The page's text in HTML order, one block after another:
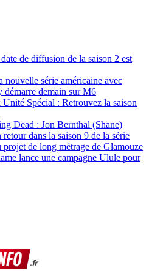
de diffusion de la saison 2 est
nouvelle série américaine avec
démarre demain sur M6
Spécial : Retrouvez la saison
Dead : Jon Bernthal (Shane)
dans la saison 9 de la série
projet de long métrage de Glamouze
lance une campagne Ulule pour